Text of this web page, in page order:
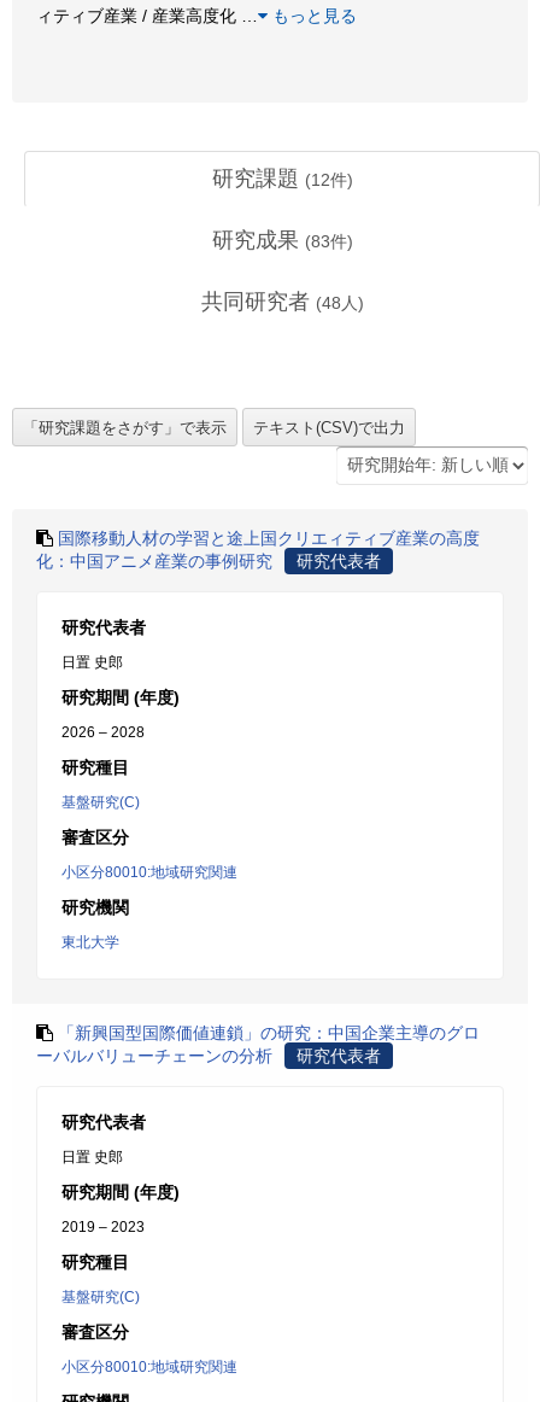
ィティブ産業 / 産業高度化
もっと見る
研究課題 (12件)
研究成果 (83件)
共同研究者 (48 人)
国際移動人材の学習と途上国クリエィティブ産業の高度
化：中国アニメ産業の事例研究
研究代表者
研究代表者
日置 史郎
研究期間 (年度)
2026 – 2028
研究種目
基盤研究(C)
審査区分
小区分80010:地域研究関連
研究機関
東北大学
「新興国型国際価値連鎖」の研究：中国企業主導のグロ
ーバルバリューチェーンの分析
研究代表者
研究代表者
日置 史郎
研究期間 (年度)
2019 – 2023
研究種目
基盤研究(C)
審査区分
小区分80010:地域研究関連